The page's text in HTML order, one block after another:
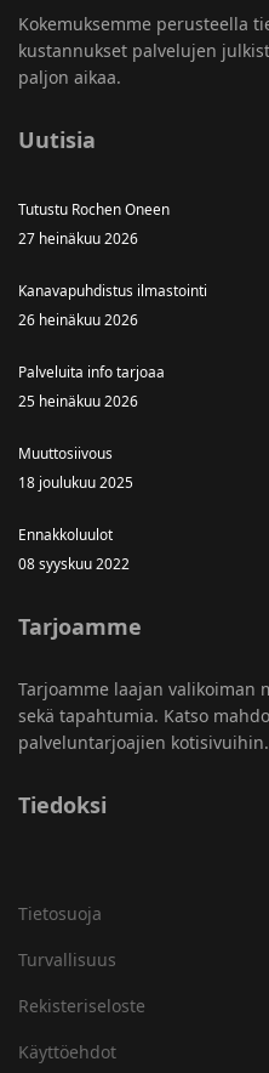
Kokemuksemme perusteella
kustannukset palvelujen
paljon aikaa.
Uutisia
Tutustu Rochen Oneen
27 heinäkuu 2026
Kanavapuhdistus ilmastointi
26 heinäkuu 2026
Palveluita info tarjoaa
25 heinäkuu 2026
Muuttosiivous
18 joulukuu 2025
Ennakkoluulot
08 syyskuu 2022
Tarjoamme
Tarjoamme laajan valikoiman
sekä tapahtumia. Katso
palveluntarjoajien kotisivuihin.
Tiedoksi
Tietosuoja
Turvallisuus
Rekisteriseloste
Käyttöehdot